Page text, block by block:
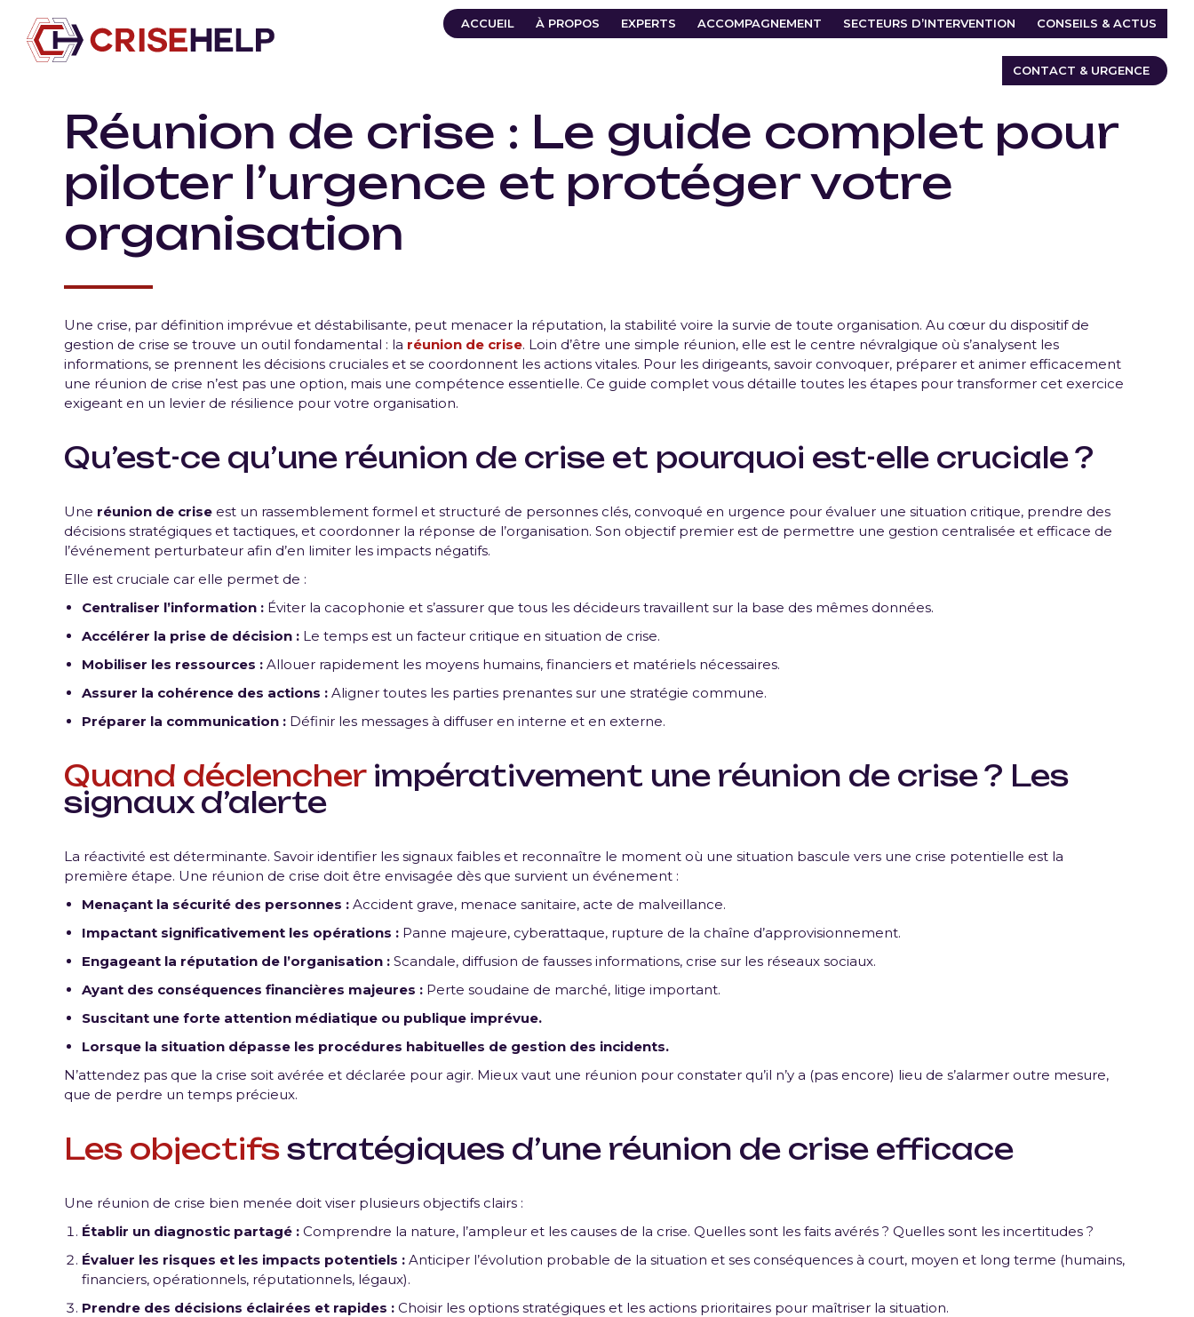
ACCUEIL À PROPOS EXPERTS ACCOMPAGNEMENT SECTEURS D’INTERVENTION CONSEILS & ACTUS
CONTACT & URGENCE
Réunion de crise : Le guide complet pour
piloter l’urgence et protéger votre
organisation
Une crise, par définition imprévue et déstabilisante, peut menacer la réputation, la stabilité voire la survie de toute organisation. Au cœur du dispositif de
gestion de crise se trouve un outil fondamental : la réunion de crise. Loin d’être une simple réunion, elle est le centre névralgique où s’analysent les
informations, se prennent les décisions cruciales et se coordonnent les actions vitales. Pour les dirigeants, savoir convoquer, préparer et animer efficacement
une réunion de crise n’est pas une option, mais une compétence essentielle. Ce guide complet vous détaille toutes les étapes pour transformer cet exercice
exigeant en un levier de résilience pour votre organisation.
Qu’est-ce qu’une réunion de crise et pourquoi est-elle cruciale ?
Une réunion de crise est un rassemblement formel et structuré de personnes clés, convoqué en urgence pour évaluer une situation critique, prendre des
décisions stratégiques et tactiques, et coordonner la réponse de l’organisation. Son objectif premier est de permettre une gestion centralisée et efficace de
l’événement perturbateur afin d’en limiter les impacts négatifs.
Elle est cruciale car elle permet de :
Centraliser l’information : Éviter la cacophonie et s’assurer que tous les décideurs travaillent sur la base des mêmes données.
Accélérer la prise de décision : Le temps est un facteur critique en situation de crise.
Mobiliser les ressources : Allouer rapidement les moyens humains, financiers et matériels nécessaires.
Assurer la cohérence des actions : Aligner toutes les parties prenantes sur une stratégie commune.
Préparer la communication : Définir les messages à diffuser en interne et en externe.
Quand déclencherimpérativement une réunion de crise ? Les
signaux d’alerte
La réactivité est déterminante. Savoir identifier les signaux faibles et reconnaître le moment où une situation bascule vers une crise potentielle est la
première étape. Une réunion de crise doit être envisagée dès que survient un événement :
Menaçant la sécurité des personnes : Accident grave, menace sanitaire, acte de malveillance.
Impactant significativement les opérations : Panne majeure, cyberattaque, rupture de la chaîne d’approvisionnement.
Engageant la réputation de l’organisation : Scandale, diffusion de fausses informations, crise sur les réseaux sociaux.
Ayant des conséquences financières majeures : Perte soudaine de marché, litige important.
Suscitant une forte attention médiatique ou publique imprévue.
Lorsque la situation dépasse les procédures habituelles de gestion des incidents.
N’attendez pas que la crise soit avérée et déclarée pour agir. Mieux vaut une réunion pour constater qu’il n’y a (pas encore) lieu de s’alarmer outre mesure,
que de perdre un temps précieux.
Les objectifs stratégiques d’une réunion de crise efficace
Une réunion de crise bien menée doit viser plusieurs objectifs clairs :
Établir un diagnostic partagé : Comprendre la nature, l’ampleur et les causes de la crise. Quelles sont les faits avérés ? Quelles sont les incertitudes ?
Évaluer les risques et les impacts potentiels : Anticiper l’évolution probable de la situation et ses conséquences à court, moyen et long terme (humains,
financiers, opérationnels, réputationnels, légaux).
Prendre des décisions éclairées et rapides : Choisir les options stratégiques et les actions prioritaires pour maîtriser la situation.